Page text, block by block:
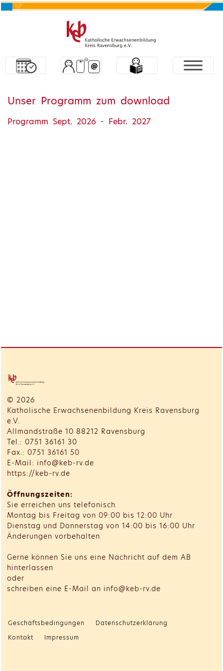
Unser Programm zum download
Programm Sept. 2026 - Febr. 2027
© 2026
Katholische Erwachsenenbildung Kreis Ravensburg
e.V.
Allmandstraße 10 88212 Ravensburg
Tel.: 0751 36161 30
Fax.: 0751 36161 50
E-Mail: info@keb-rv.de
https://keb-rv.de
Öffnungszeiten:
Sie erreichen uns telefonisch
Montag bis Freitag von 09:00 bis 12:00 Uhr
Dienstag und Donnerstag von 14:00 bis 16:00 Uhr
Änderungen vorbehalten
Gerne können Sie uns eine Nachricht auf dem AB
hinterlassen
oder
schreiben eine E-Mail an info@keb-rv.de
Geschäftsbedingungen
Datenschutzerklärung
Kontakt
Impressum